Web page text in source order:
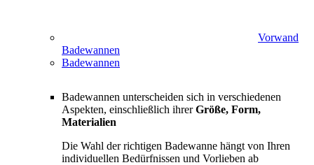
Vorwand
Badewannen
Badewannen
Badewannen unterscheiden sich in verschiedenen
Aspekten, einschließlich ihrerGröße, Form,
Materialien
Die Wahl der richtigen Badewanne hängt von Ihren
individuellen Bedürfnissen und Vorlieben ab